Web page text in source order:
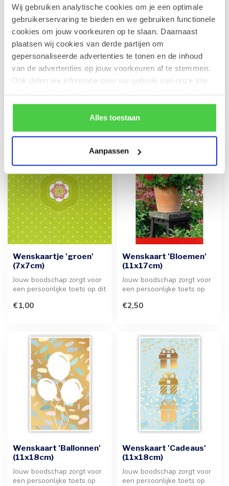
Wij gebruiken analytische cookies om je een optimale
gebruikerservaring te bieden en we gebruiken functionele
cookies om jouw voorkeuren op te slaan. Daarnaast
plaatsen wij cookies van derde partijen om
gepersonaliseerde advertenties te tonen en de inhoud
van de advertenties op jouw voorkeuren af te stemmen.
Ook delen we informatie over uw gebruik van onze site
rekening mee dat als je bepaalde cookies blokkeert, het
de correcte werking van de website kan verstoren.
Alles toestaan
Aanpassen
Wenskaart
'Madeliefjes' (7x7cm)
subtiele kaartje. Uw per...
Wenskaartje 'hartjes'
(7x7cm)
geschenk. Dit kleine ka...
€1,00
Wenskaartje 'groen'
(7x7cm)
Jouw boodschap zorgt voor
een persoonlijke toets op dit
€1,00
Wenskaart 'Bloemen'
(11x17cm)
Jouw boodschap zorgt voor
een persoonlijke toets op
bloemenpr...
€2,50
Wenskaart 'Ballonnen'
(11x18cm)
Jouw boodschap zorgt voor
een persoonlijke toets op
Wenskaart 'Cadeaus'
(11x18cm)
Jouw boodschap zorgt voor
een persoonlijke toets op